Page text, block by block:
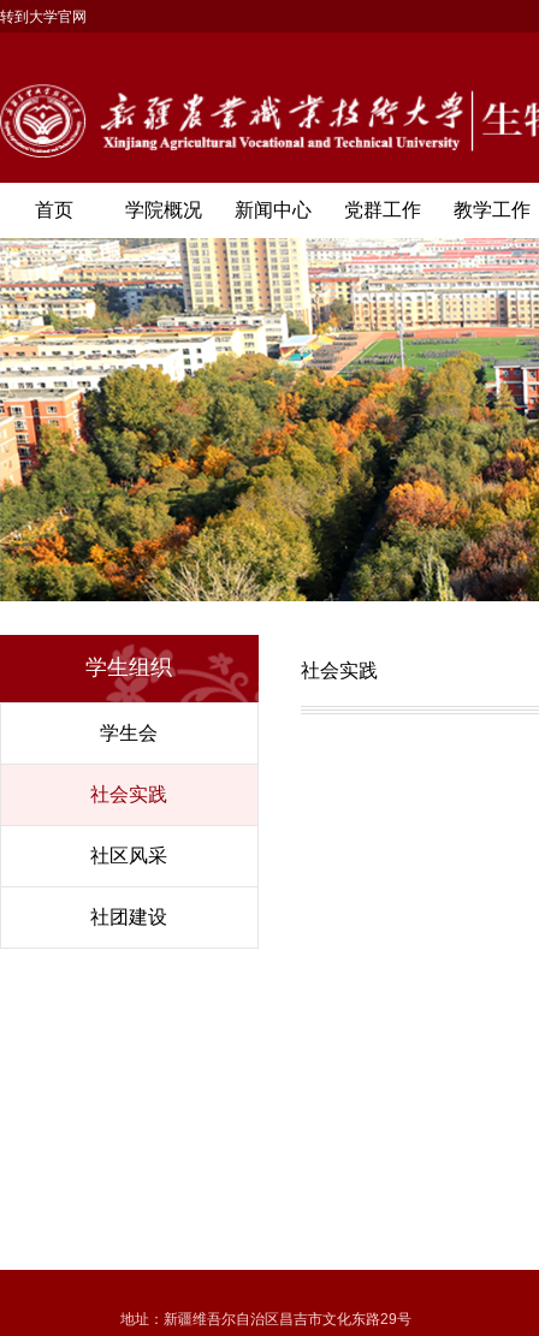
转到大学官网
首页 学院概况 新闻中心 党群工作 教学工作
学生组织
学生会
社会实践
社区风采
社团建设
社会实践
地址：新疆维吾尔自治区昌吉市文化东路29号